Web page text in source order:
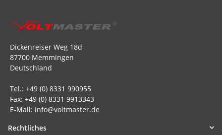
Dickenreiser Weg 18d
87700 Memmingen
Deutschland
Tel.: +49 (0) 8331 990955
Fax: +49 (0) 8331 9913343
E-Mail: info@voltmaster.de
Rechtliches